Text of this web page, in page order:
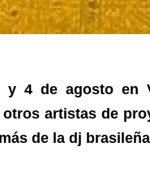
4 de agosto en
artistas de
de la dj